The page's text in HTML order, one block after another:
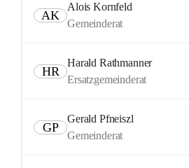
AK
Alois Kornfeld
Gemeinderat
HR
Harald Rathmanner
Ersatzgemeinderat
GP
Gerald Pfneiszl
Gemeinderat